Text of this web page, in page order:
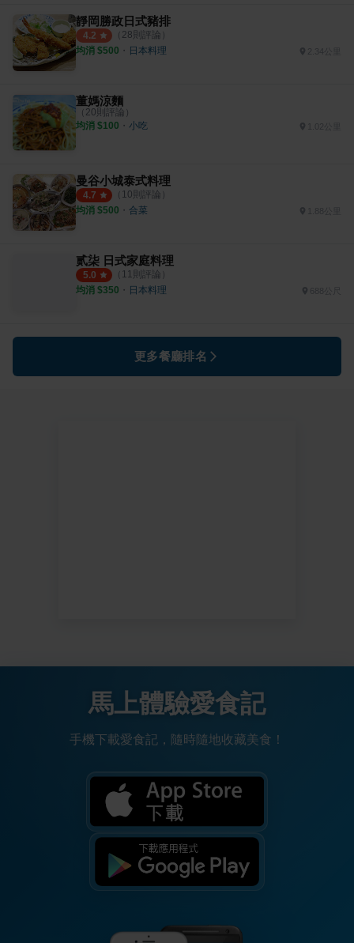
靜岡勝政日式豬排
4.2 （ 28則評論）
均消 $500 ・ 日本料理 2.34公里
董媽涼麵
（ 20則評論）
均消 $100 ・ 小吃
曼谷小城泰式料理
4.7 （ 10則評論）
均消 $500 ・ 合菜
贰柒 日式家庭料理
5.0 （ 11則評論）
均消 $350 ・ 日本料理
更多餐廳排名
馬上體驗愛食記
手機下載愛食記，隨時隨地收藏美食！